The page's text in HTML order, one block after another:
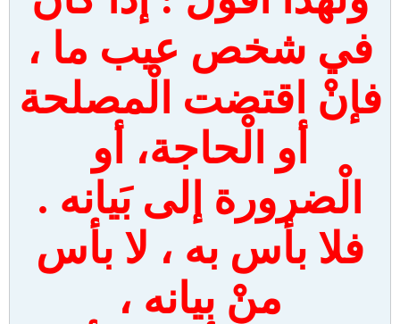
في شخص عيب ما ،
فإنْ اقتضت الْمصلحة
أو الْحاجة، أو
الْضرورة إلى بَيانه .
فلا بأس به ، لا بأس
منْ بيانه ،